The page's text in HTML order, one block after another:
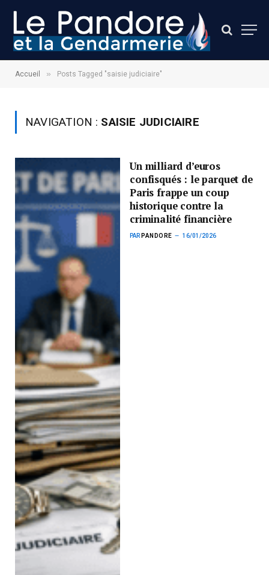
Accueil » Posts Tagged "saisie judiciaire"
NAVIGATION : SAISIE JUDICIAIRE
Un milliard d’euros
confisqués : le parquet de
Paris frappe un coup
historique contre la
criminalité financière
PAR PANDORE 16/01/2026